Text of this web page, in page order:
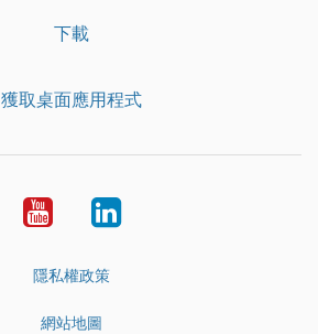
下載
獲取桌面應用程式
YouTubeLinkedIn
隱私權政策
網站地圖